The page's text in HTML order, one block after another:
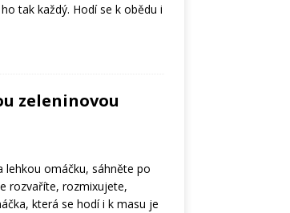
tak každý. Hodí se k obědu i
zeleninovou
lehkou omáčku, sáhněte po
rozvaříte, rozmixujete,
která se hodí i k masu je